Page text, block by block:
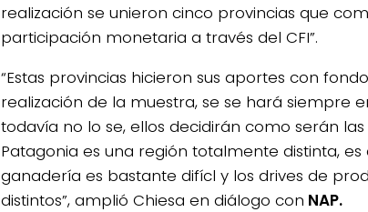
realización se unieron cinco provincias que
participación monetaria a través del CFI”.
“Estas provincias hicieron sus aportes con
realización de la muestra, se se hará siempre
todavía no lo se, ellos decidirán como serán
Patagonia es una región totalmente distinta,
ganadería es bastante difícl y los drives de
distintos”, amplió Chiesa en diálogo con NAP.